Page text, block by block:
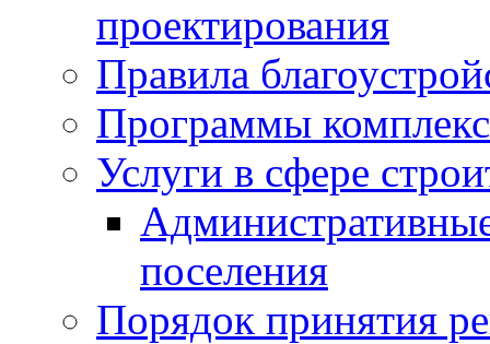
проектирования
Правила
Программы
Услуги в сфере
поселения
Порядок принятия